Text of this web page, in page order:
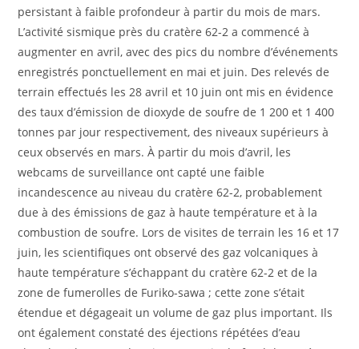
persistant à faible profondeur à partir du mois de mars.
L’activité sismique près du cratère 62-2 a commencé à
augmenter en avril, avec des pics du nombre d’événements
enregistrés ponctuellement en mai et juin. Des relevés de
terrain effectués les 28 avril et 10 juin ont mis en évidence
des taux d’émission de dioxyde de soufre de 1 200 et 1 400
tonnes par jour respectivement, des niveaux supérieurs à
ceux observés en mars. À partir du mois d’avril, les
webcams de surveillance ont capté une faible
incandescence au niveau du cratère 62-2, probablement
due à des émissions de gaz à haute température et à la
combustion de soufre. Lors de visites de terrain les 16 et 17
juin, les scientifiques ont observé des gaz volcaniques à
haute température s’échappant du cratère 62-2 et de la
zone de fumerolles de Furiko-sawa ; cette zone s’était
étendue et dégageait un volume de gaz plus important. Ils
ont également constaté des éjections répétées d’eau